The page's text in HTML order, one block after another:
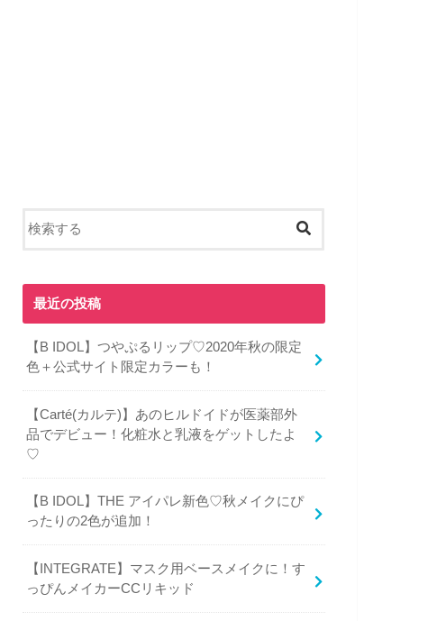
最近の投稿
【B IDOL】つやぷるリップ♡2020年秋の限定
色＋公式サイト限定カラーも！
【Carté(カルテ)】あのヒルドイドが医薬部外
品でデビュー！化粧水と乳液をゲットしたよ
♡
【B IDOL】THE アイパレ新色♡秋メイクにぴ
ったりの2色が追加！
【INTEGRATE】マスク用ベースメイクに！す
っぴんメイカーCCリキッド